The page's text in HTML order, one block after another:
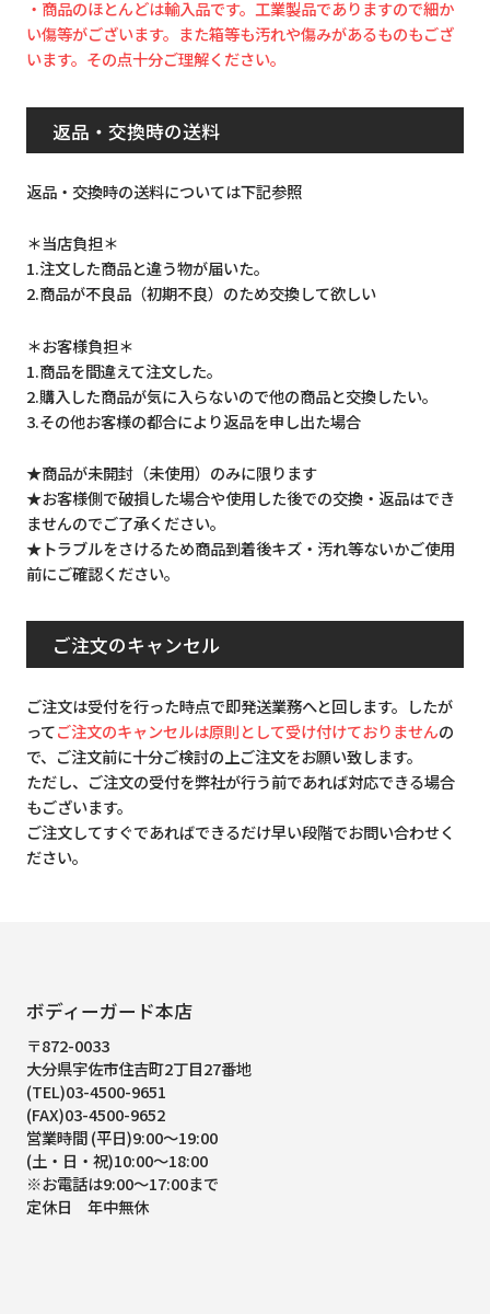
・商品のほとんどは輸入品です。工業製品でありますので細か
い傷等がございます。また箱等も汚れや傷みがあるものもござ
います。その点十分ご理解ください。
返品・交換時の送料
返品・交換時の送料については下記参照
＊当店負担＊
1.注文した商品と違う物が届いた。
2.商品が不良品（初期不良）のため交換して欲しい
＊お客様負担＊
1.商品を間違えて注文した。
2.購入した商品が気に入らないので他の商品と交換したい。
3.その他お客様の都合により返品を申し出た場合
★商品が未開封（未使用）のみに限ります
★お客様側で破損した場合や使用した後での交換・返品はでき
ませんのでご了承ください。
★トラブルをさけるため商品到着後キズ・汚れ等ないかご使用
前にご確認ください。
ご注文のキャンセル
ご注文は受付を行った時点で即発送業務へと回します。したが
ってご注文のキャンセルは原則として受け付けておりませんの
で、ご注文前に十分ご検討の上ご注文をお願い致します。
ただし、ご注文の受付を弊社が行う前であれば対応できる場合
もございます。
ご注文してすぐであればできるだけ早い段階でお問い合わせく
ださい。
ボディーガード本店
〒872-0033
大分県宇佐市住吉町2丁目27番地
(TEL)03-4500-9651
(FAX)03-4500-9652
営業時間 (平日)9:00～19:00
(土・日・祝)10:00～18:00
※お電話は9:00～17:00まで
定休日 年中無休